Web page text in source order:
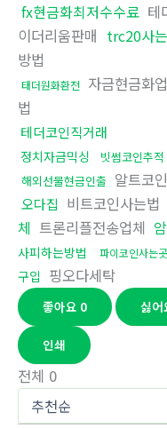
fx현금화최저수수료 테
이더리움판매 trc20사
방법
태더원화환전 자금현금화
법
테더코인직거래
정치자금믹싱
빗썸코인추적
해외선물현금인출 알트코
오다집 비트코인사는법
체 트론리플전송업체
사피하는방법
파이코인사는곳
구입 핑오다세탁
좋아요 0 싫어
인쇄
전체 0